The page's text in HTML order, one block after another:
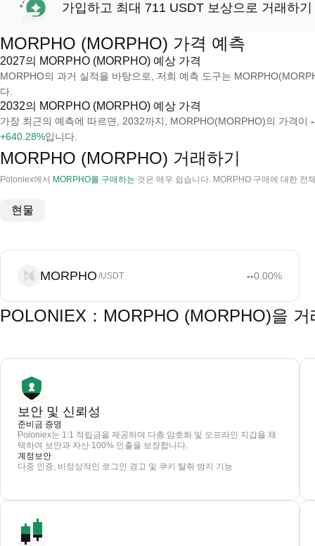
가입하고 최대 711 USDT 보상으로 거래하기
MORPHO (MORPHO) 가격 예측
2027의 MORPHO (MORPHO) 예상 가격
MORPHO의 과거 실적을 바탕으로, 저희 예측 도구는
다.
2032의 MORPHO (MORPHO) 예상 가격
가장 최근의 예측에 따르면, 2032까지, MORPHO(MORPHO)의 가격이
+640.28%입니다.
MORPHO (MORPHO) 거래하기
Poloniex에서 MORPHO를 구매하는 것은 매우 쉽습니다. MORPHO 구매에 대한 전
현물
MORPHO /USDT --0.00%
POLONIEX：MORPHO (MORPHO)을
보안 및 신뢰성
준비금 증명
Poloniex는 1:1 적립금을 제공하며 다층 암호화 및 오프라인 지갑을 채
택하여 보안과 자산 100% 인출을 보장합니다.
계정보안
다중 인증, 비정상적인 로그인 경고 및 쿠키 탈취 방지 기능